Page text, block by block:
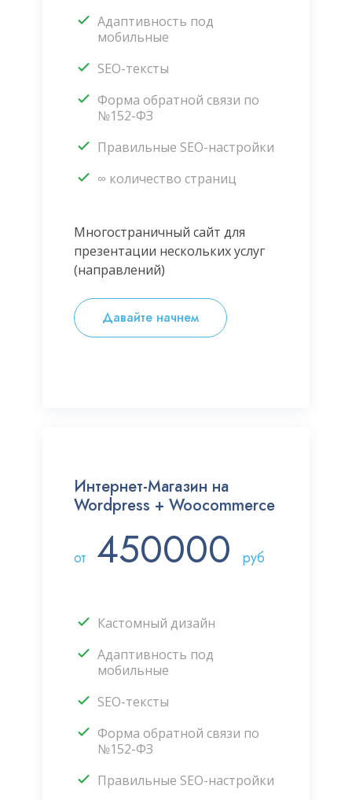
Адаптивность под
мобильные
SEO-тексты
Форма обратной связи по
№152-ФЗ
Правильные SEO-настройки
∞ количество страниц
Многостраничный сайт для
презентации нескольких услуг
(направлений)
Давайте начнем
Интернет-Магазин на
Wordpress + Woocommerce
от 450000 руб
Кастомный дизайн
Адаптивность под
мобильные
SEO-тексты
Форма обратной связи по
№152-ФЗ
Правильные SEO-настройки